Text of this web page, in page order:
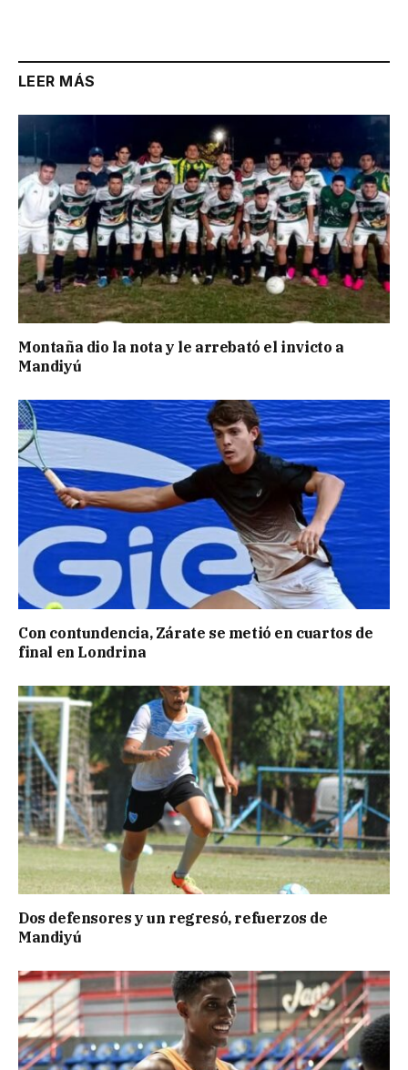
LEER MÁS
Montaña dio la nota y le arrebató el invicto a
Mandiyú
Con contundencia, Zárate se metió en cuartos de
final en Londrina
Dos defensores y un regresó, refuerzos de
Mandiyú